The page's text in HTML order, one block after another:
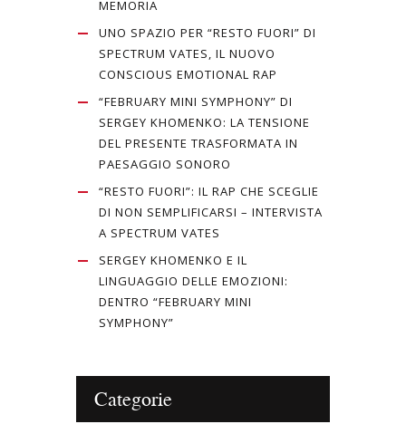
MEMORIA
UNO SPAZIO PER “RESTO FUORI” DI
SPECTRUM VATES, IL NUOVO
CONSCIOUS EMOTIONAL RAP
“FEBRUARY MINI SYMPHONY” DI
SERGEY KHOMENKO: LA TENSIONE
DEL PRESENTE TRASFORMATA IN
PAESAGGIO SONORO
“RESTO FUORI”: IL RAP CHE SCEGLIE
DI NON SEMPLIFICARSI – INTERVISTA
A SPECTRUM VATES
SERGEY KHOMENKO E IL
LINGUAGGIO DELLE EMOZIONI:
DENTRO “FEBRUARY MINI
SYMPHONY”
Categorie